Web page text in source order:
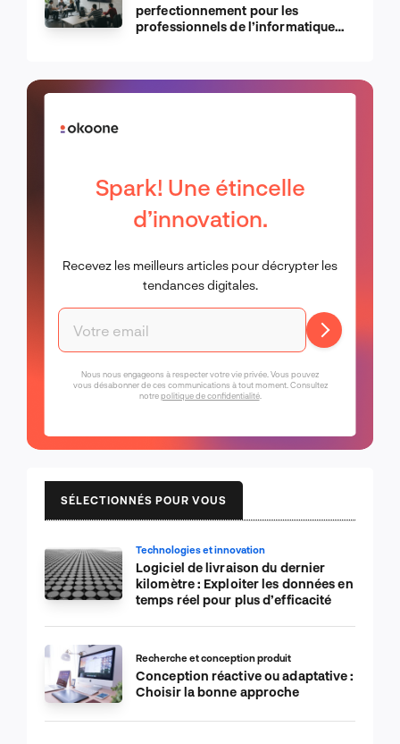
perfectionnement pour les
professionnels de l’informatique
Spark! Une étincelle
d’innovation.
Recevez les meilleurs articles pour décrypter les
tendances digitales.
Nous nous engageons à respecter votre vie privée. Vous pouvez
vous désabonner de ces communications à tout moment. Consultez
notrepolitique de confidentialité.
SÉLECTIONNÉS POUR VOUS
Technologies et innovation
Logiciel de livraison du dernier
kilomètre : Exploiter les données en
temps réel pour plus d’efficacité
Recherche et conception produit
Conception réactive ou adaptative :
Choisir la bonne approche